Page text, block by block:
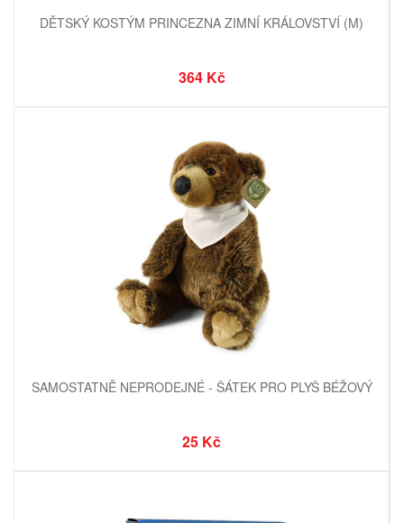
DĚTSKÝ KOSTÝM PRINCEZNA ZIMNÍ KRÁLOVSTVÍ (M)
364 Kč
SAMOSTATNĚ NEPRODEJNÉ - ŠÁTEK PRO PLYŠ BÉŽOVÝ
25 Kč